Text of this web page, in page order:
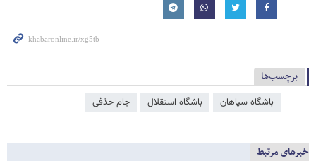
برچسب‌ها
باشگاه سپاهان باشگاه استقلال جام حذفی
خبرهای مرتبط